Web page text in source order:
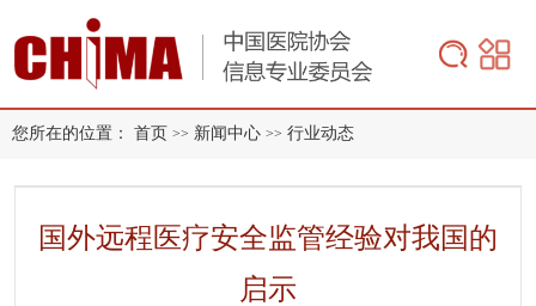
您所在的位置： 首页 >> 新闻中心 >> 行业动态
国外远程医疗安全监管经验对我国的
启示